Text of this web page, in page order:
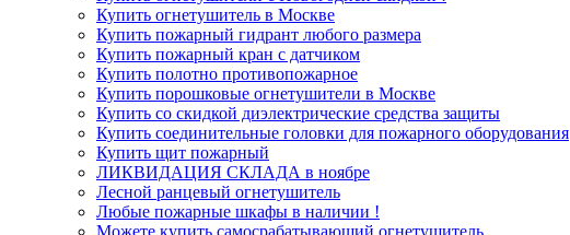
Купить огнетушитель в Москве
Купить пожарный гидрант любого размера
Купить пожарный кран с датчиком
Купить полотно противопожарное
Купить порошковые огнетушители в Москве
Купить со скидкой диэлектрические средства защиты
Купить соединительные головки для пожарного оборудования
Купить щит пожарный
ЛИКВИДАЦИЯ СКЛАДА в ноябре
Лесной ранцевый огнетушитель
Любые пожарные шкафы в наличии !
Можете купить самосрабатывающий огнетушитель